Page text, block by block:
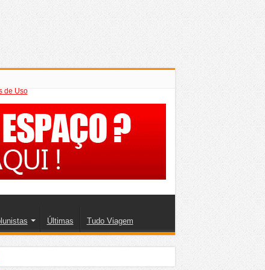
de Uso
Últimas Tudo Viagem